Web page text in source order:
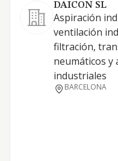
DAICON SL
Aspiración
ventilación
filtración,
neumáticos y
industriales
BARCELONA